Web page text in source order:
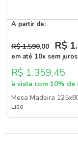
A partir de:
R$ 1.590,00 R$
em até 10x sem juros
R$ 1.359,45
à vista com 10% de
Mesa Madeira
Liso